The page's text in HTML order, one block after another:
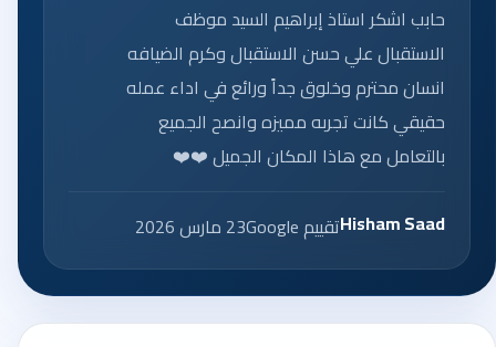
حابب اشكر استاذ إبراهيم السيد موظف
الاستقبال علي حسن الاستقبال وكرم الضيافه
انسان محترم وخلوق جداً ورائع في اداء عمله
حقيقي كانت تجربه مميزه وانصح الجميع
بالتعامل مع هاذا المكان الجميل ❤️❤️
Hisham Saadتقييم Google 23 مارس 2026